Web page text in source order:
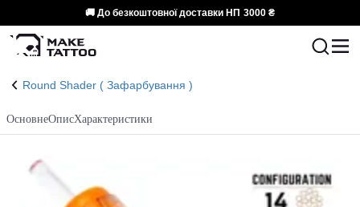
🚚 До безкоштовної доставки НП 3000 ₴
Round Shader ( Зафарбування )
ОсновнеОписХарактеристики